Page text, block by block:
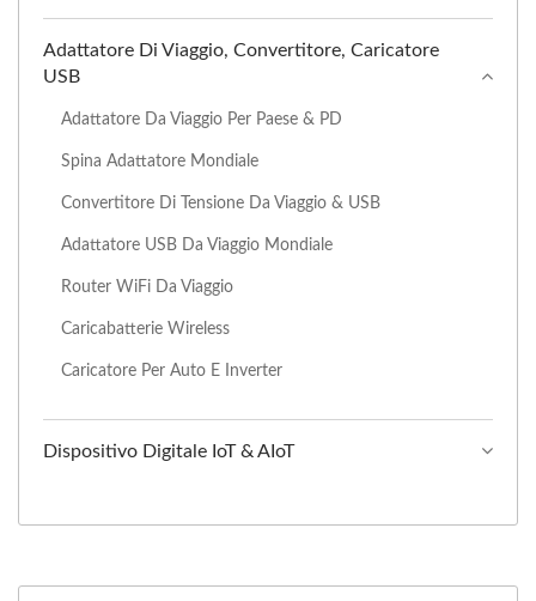
Adattatore Di Viaggio, Convertitore, Caricatore
USB
Adattatore Da Viaggio Per Paese & PD
Spina Adattatore Mondiale
Convertitore Di Tensione Da Viaggio & USB
Adattatore USB Da Viaggio Mondiale
Router WiFi Da Viaggio
Caricabatterie Wireless
Caricatore Per Auto E Inverter
Dispositivo Digitale IoT & AIoT